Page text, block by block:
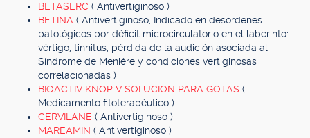
BETASERC ( Antivertiginoso )
BETINA ( Antivertiginoso, Indicado en desórdenes
patológicos por déficit microcirculatorio en el laberinto:
vértigo, tinnitus, pérdida de la audición asociada al
Síndrome de Meniére y condiciones vertiginosas
correlacionadas )
BIOACTIV KNOP V SOLUCION PARA GOTAS (
Medicamento fitoterapéutico )
CERVILANE ( Antivertiginoso )
MAREAMIN ( Antivertiginoso )